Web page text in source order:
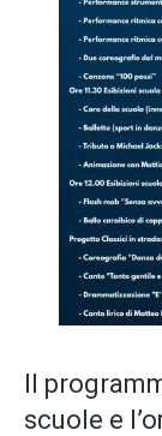
Il
scuole e